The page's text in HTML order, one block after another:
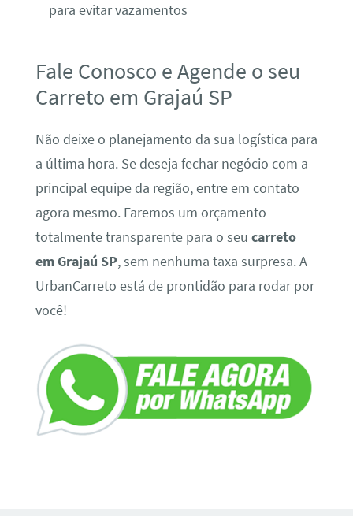
para evitar vazamentos
Fale Conosco e Agende o seu
Carreto em Grajaú SP
Não deixe o planejamento da sua logística para
a última hora. Se deseja fechar negócio com a
principal equipe da região, entre em contato
agora mesmo. Faremos um orçamento
totalmente transparente para o seu carreto
em Grajaú SP, sem nenhuma taxa surpresa. A
UrbanCarreto está de prontidão para rodar por
você!